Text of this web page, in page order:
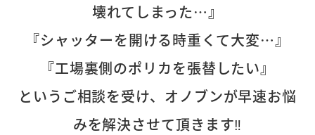
壊れてしまった…』
『シャッターを開ける時重くて大変…』
『工場裏側のポリカを張替したい』
というご相談を受け、オノブンが早速お悩
みを解決させて頂きます‼